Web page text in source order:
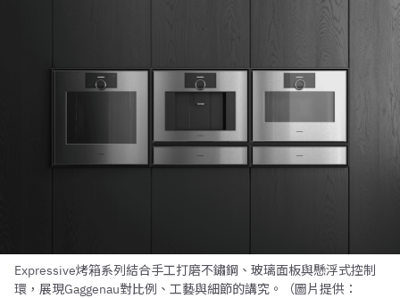
Expressive烤箱系列結合手工打磨不鏽鋼、玻璃面板與懸浮式控制
環，展現Gaggenau對比例、工藝與細節的講究。（圖片提供：